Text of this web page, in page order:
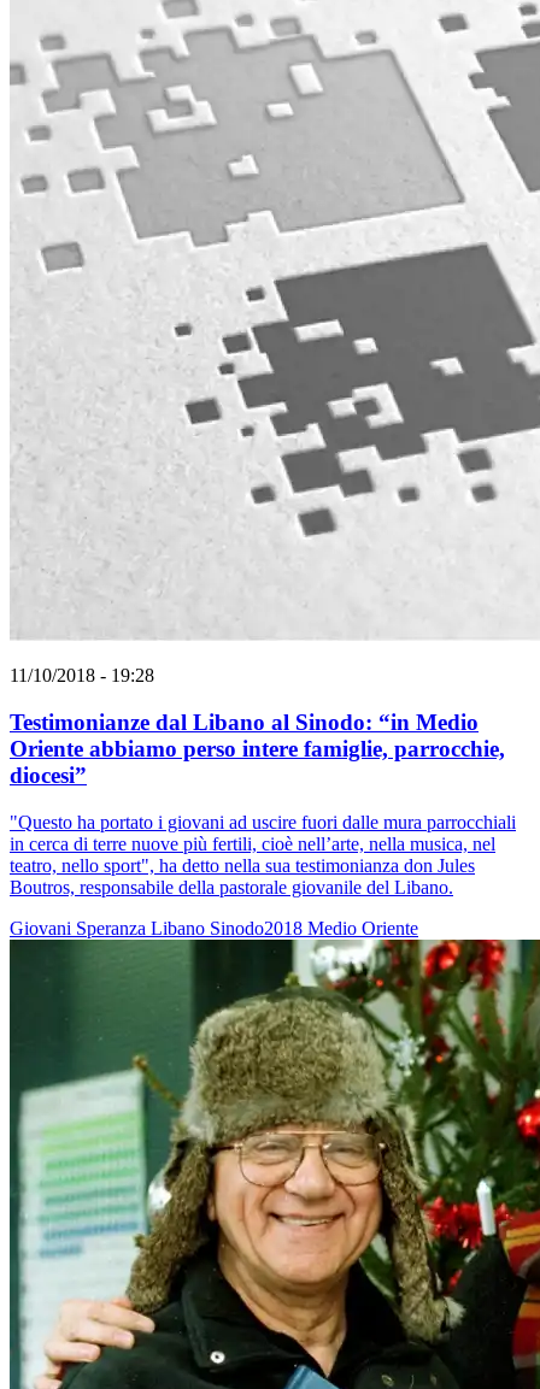
11/10/2018 - 19:28
Testimonianze dal Libano al Sinodo: “in Medio
Oriente abbiamo perso intere famiglie, parrocchie,
diocesi”
"Questo ha portato i giovani ad uscire fuori dalle mura parrocchiali
in cerca di terre nuove più fertili, cioè nell’arte, nella musica, nel
teatro, nello sport", ha detto nella sua testimonianza don Jules
Boutros, responsabile della pastorale giovanile del Libano.
Giovani Speranza Libano Sinodo2018 Medio Oriente